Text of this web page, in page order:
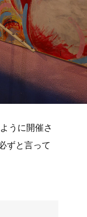
うに開催さ
ずと言って